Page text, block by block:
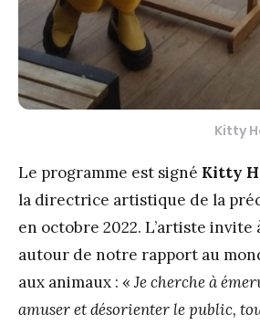
Kitty
Le programme est signé Kitty
la directrice artistique de la
en octobre 2022. L’artiste invite
autour de notre rapport au
aux animaux : «Je cherche à
amuser et désorienter le public,